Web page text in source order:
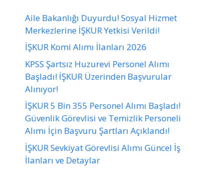
Aile Bakanlığı Duyurdu! Sosyal Hizmet
Merkezlerine İŞKUR Yetkisi Verildi!
İŞKUR Komi Alımı İlanları 2026
KPSS Şartsız Huzurevi Personel Alımı
Başladı! İŞKUR Üzerinden Başvurular
Alınıyor!
İŞKUR 5 Bin 355 Personel Alımı Başladı!
Güvenlik Görevlisi ve Temizlik Personeli
Alımı İçin Başvuru Şartları Açıklandı!
İŞKUR Sevkiyat Görevlisi Alımı Güncel İş
İlanları ve Detaylar